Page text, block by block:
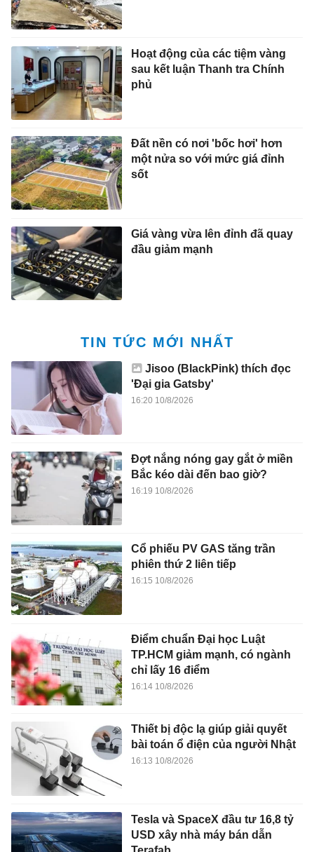
Hoạt động của các tiệm vàng
sau kết luận Thanh tra Chính
phủ
Đất nền có nơi 'bốc hơi' hơn
một nửa so với mức giá đỉnh
sốt
Giá vàng vừa lên đỉnh đã quay
đầu giảm mạnh
TIN TỨC MỚI NHẤT
Jisoo (BlackPink) thích đọc
'Đại gia Gatsby'
16:20 10/8/2026
Đợt nắng nóng gay gắt ở miền
Bắc kéo dài đến bao giờ?
16:19 10/8/2026
Cổ phiếu PV GAS tăng trần
phiên thứ 2 liên tiếp
16:15 10/8/2026
Điểm chuẩn Đại học Luật
TP.HCM giảm mạnh, có ngành
chỉ lấy 16 điểm
16:14 10/8/2026
Thiết bị độc lạ giúp giải quyết
bài toán ổ điện của người Nhật
16:13 10/8/2026
Tesla và SpaceX đầu tư 16,8 tỷ
USD xây nhà máy bán dẫn